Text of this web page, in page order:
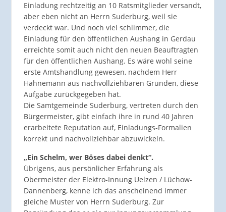
Einladung rechtzeitig an 10 Ratsmitglieder versandt,
aber eben nicht an Herrn Suderburg, weil sie
verdeckt war. Und noch viel schlimmer, die
Einladung für den öffentlichen Aushang in Gerdau
erreichte somit auch nicht den neuen Beauftragten
für den öffentlichen Aushang. Es wäre wohl seine
erste Amtshandlung gewesen, nachdem Herr
Hahnemann aus nachvollziehbaren Gründen, diese
Aufgabe zurückgegeben hat.
Die Samtgemeinde Suderburg, vertreten durch den
Bürgermeister, gibt einfach ihre in rund 40 Jahren
erarbeitete Reputation auf, Einladungs-Formalien
korrekt und nachvollziehbar abzuwickeln.
„Ein Schelm, wer Böses dabei denkt“.
Übrigens, aus persönlicher Erfahrung als
Obermeister der Elektro-Innung Uelzen / Lüchow-
Dannenberg, kenne ich das anscheinend immer
gleiche Muster von Herrn Suderburg. Zur